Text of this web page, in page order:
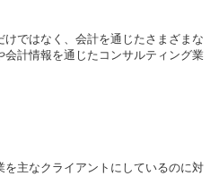
ではなく、会計を通じたさまざまな
計情報を通じたコンサルティング業
主なクライアントにしているのに対